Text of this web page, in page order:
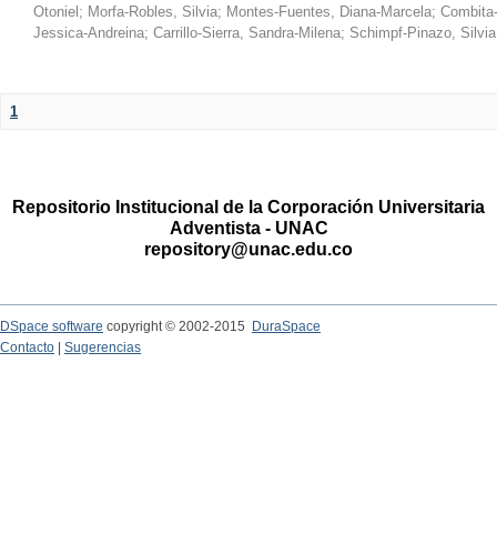
Otoniel ; Morfa-Robles, Silvia; Montes-Fuentes, Diana-Marcela;
Jessica-Andreina; Carrillo-Sierra, Sandra-Milena; Schimpf-Pinazo,
1
Repositorio Institucional de la Corporación Universitaria
Adventista - UNAC
repository@unac.edu.co
DSpace software copyright © 2002-2015
DuraSpace
Contacto
Sugerencias